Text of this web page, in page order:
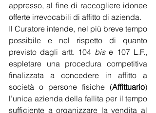
appresso, al fine di raccogliere idonee
offerte irrevocabili di affitto di azienda.
Il Curatore intende, nel più breve tempo
possibile e nel rispetto di quanto
previsto dagli artt. 104 bis e 107 L.F.,
espletare una procedura competitiva
finalizzata a concedere in affitto a
società o persone fisiche (Affittuario)
l’unica azienda della fallita per il tempo
sufficiente a organizzare la vendita al